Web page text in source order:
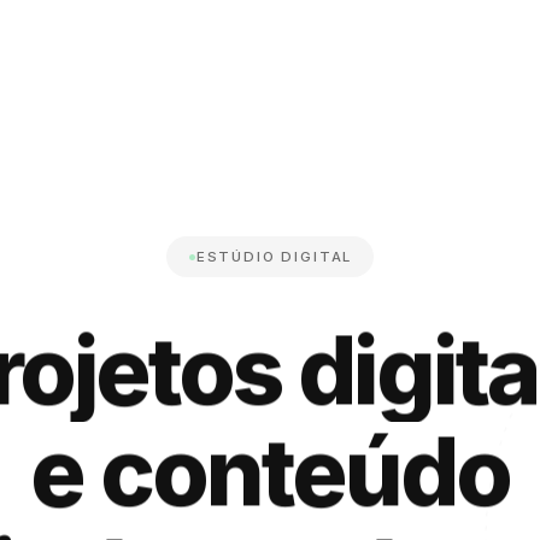
ESTÚDIO DIGITAL
e conteúdo